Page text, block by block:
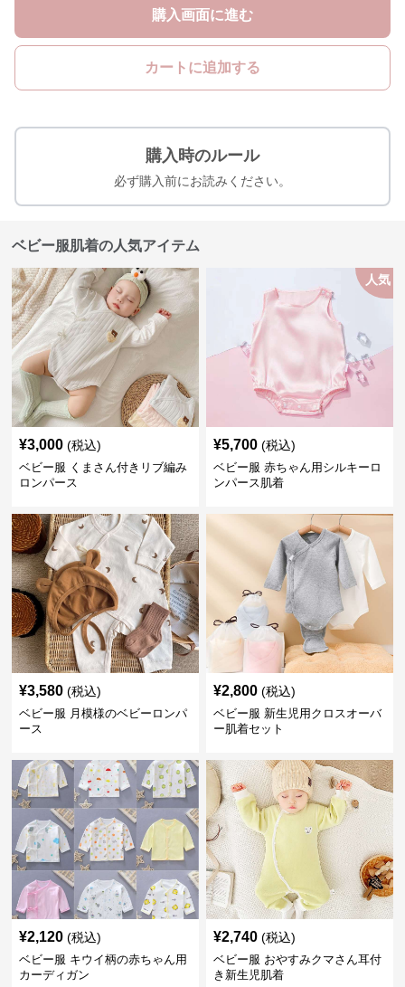
購入画面に進む
カートに追加する
購入時のルール
必ず購入前にお読みください。
ベビー服肌着の人気アイテム
¥3,000 (税込)
ベビー服 くまさん付きリブ編み
ロンパース
人気
¥5,700 (税込)
ベビー服 赤ちゃん用シルキーロ
ンパース肌着
¥3,580 (税込)
ベビー服 月模様のベビーロンパ
ース
¥2,800 (税込)
ベビー服 新生児用クロスオーバ
ー肌着セット
¥2,120 (税込)
ベビー服 キウイ柄の赤ちゃん用
カーディガン
¥2,740 (税込)
ベビー服 おやすみクマさん耳付
き新生児肌着